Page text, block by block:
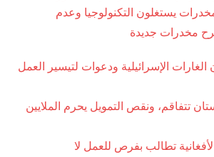
يستغلون التكنولوجيا وعدم
مخدرات جديدة
الإسرائيلية ودعوات لتيسير العمل
تتفاقم، ونقص التمويل يحرم الملايين
تطالب بفرص للعمل لا